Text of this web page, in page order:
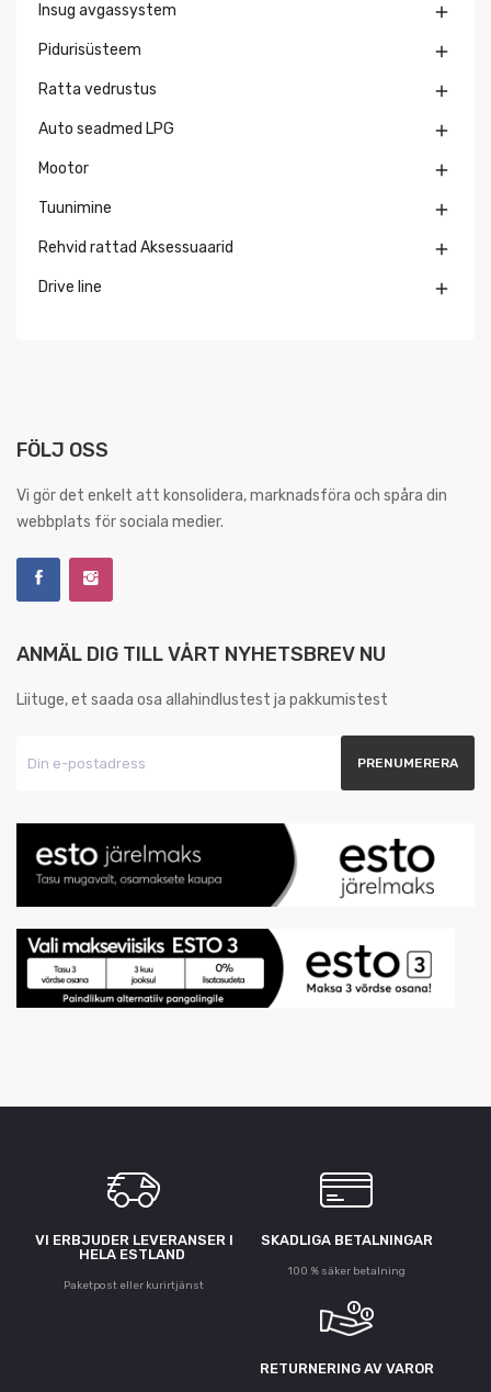
Insug avgassystem 
Pidurisüsteem 
Ratta vedrustus 
Auto seadmed LPG 
Mootor 
Tuunimine 
Rehvid rattad Aksessuaarid 
Drive line 
FÖLJ OSS
Vi gör det enkelt att konsolidera, marknadsföra och spåra din
webbplats för sociala medier.
ANMÄL DIG TILL VÅRT NYHETSBREV NU
Liituge, et saada osa allahindlustest ja pakkumistest
VI ERBJUDER LEVERANSER I
HELA ESTLAND
Paketpost eller kurirtjänst
SKADLIGA BETALNINGAR
100 % säker betalning
RETURNERING AV VAROR